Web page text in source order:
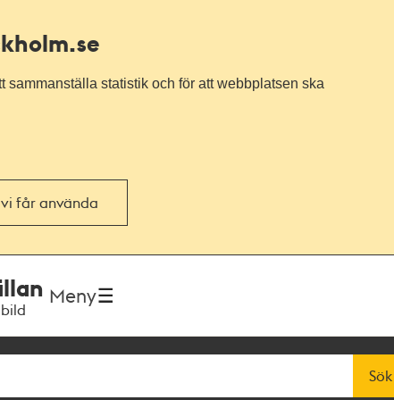
statistik och för att webbplatsen ska
får använda
Meny
Sök